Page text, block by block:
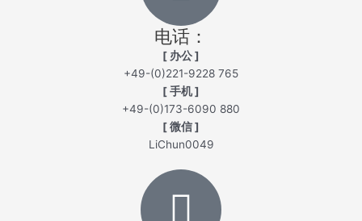
电话：
[ 办公 ]
+49-(0)221-9228 765
[ 手机 ]
+49-(0)173-6090 880
[ 微信 ]
LiChun0049